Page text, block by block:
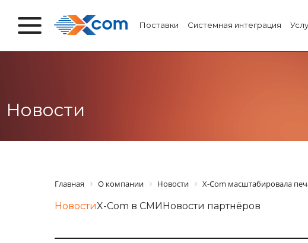
Поставки Системная интеграция
Новости
Главная О компании Новости X-Com масштабировала
НовостиX-Com в СМИ Новости партнёров